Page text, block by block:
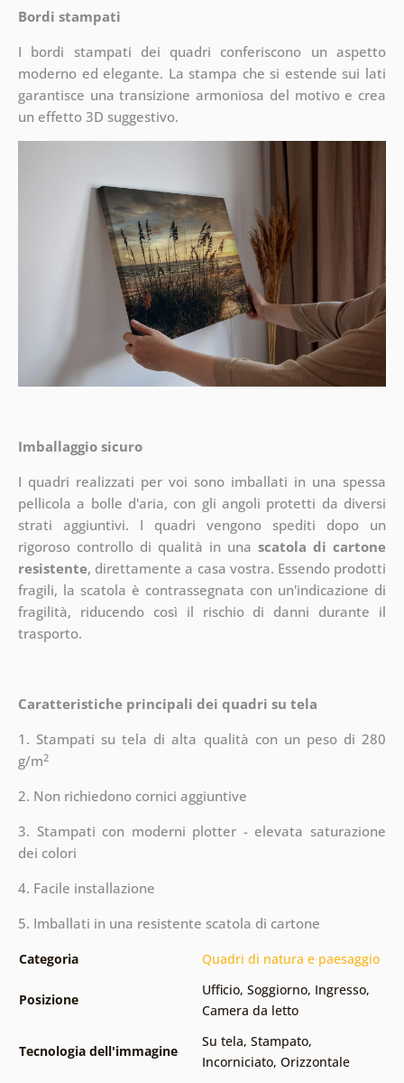
Bordi stampati
I bordi stampati dei quadri conferiscono un aspetto
moderno ed elegante. La stampa che si estende sui lati
garantisce una transizione armoniosa del motivo e crea
un effetto 3D suggestivo.
Imballaggio sicuro
I quadri realizzati per voi sono imballati in una spessa
pellicola a bolle d'aria, con gli angoli protetti da diversi
strati aggiuntivi. I quadri vengono spediti dopo un
rigoroso controllo di qualità in unascatola di cartone
resistente, direttamente a casa vostra. Essendo prodotti
fragili, la scatola è contrassegnata con un'indicazione di
fragilità, riducendo così il rischio di danni durante il
trasporto.
Caratteristiche principali dei quadri su tela
1. Stampati su tela di alta qualità con un peso di 280
g/m2
2. Non richiedono cornici aggiuntive
3. Stampati con moderni plotter - elevata saturazione
dei colori
4. Facile installazione
5. Imballati in una resistente scatola di cartone
Categoria Quadri di natura e paesaggio
Posizione
Ufficio, Soggiorno, Ingresso,
Camera da letto
Tecnologia dell'immagine
Su tela, Stampato,
Incorniciato, Orizzontale